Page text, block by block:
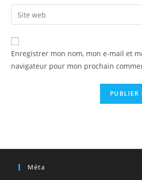
comment
email
address
comment
Enter
your
website
URL
(optional)
Enregistrer mon nom, mon e-mail et
navigateur pour mon prochain
Méta